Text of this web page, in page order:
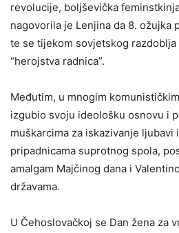
revolucije, boljševička
nagovorila je Lenjina da 8. ožujka
te se tijekom sovjetskog
“herojstva radnica”.
Međutim, u mnogim
izgubio svoju ideološku osnovu i
muškarcima za iskazivanje ljubavi
pripadnicama suprotnog spola,
amalgam Majčinog dana i
državama.
U Čehoslovačkoj se Dan žena za